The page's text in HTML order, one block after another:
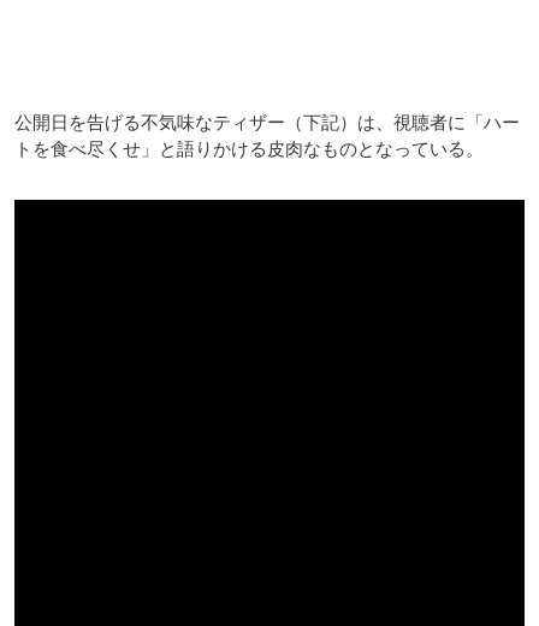
公開日を告げる不気味なティザー（下記）は、視聴者に「ハー
トを食べ尽くせ」と語りかける皮肉なものとなっている。